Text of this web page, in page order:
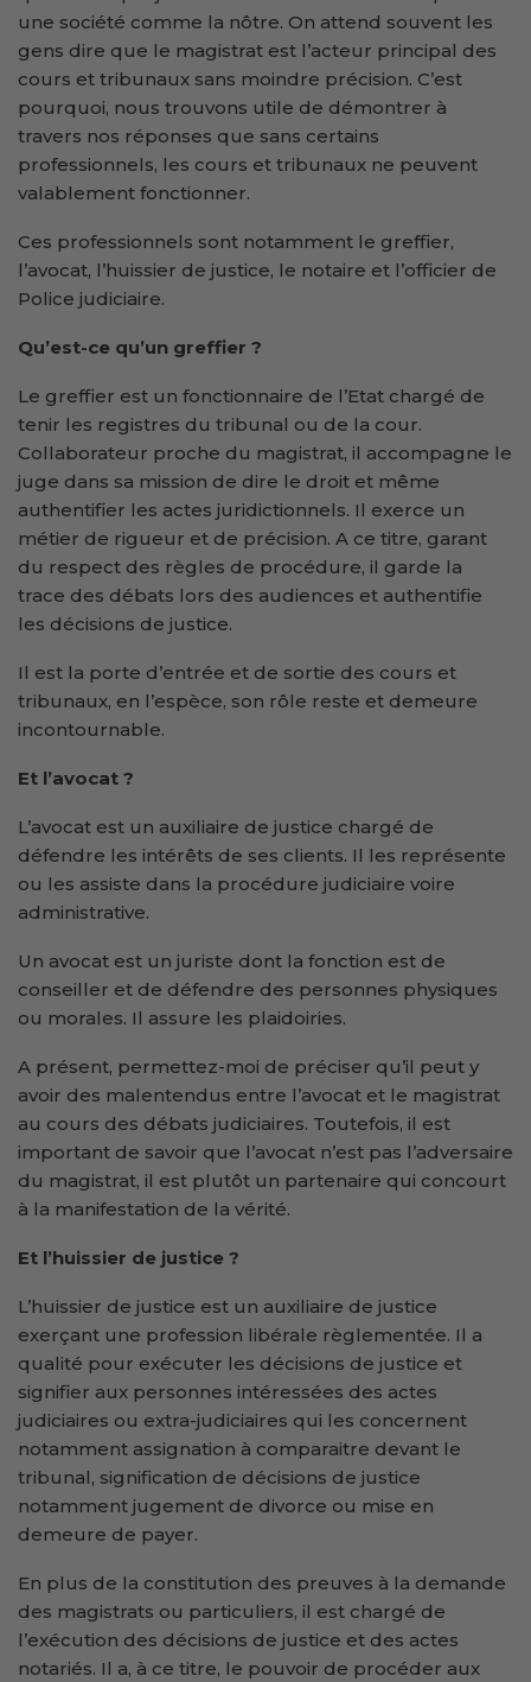
une société comme la nôtre. On attend souvent les
gens dire que le magistrat est l’acteur principal des
cours et tribunaux sans moindre précision. C’est
pourquoi, nous trouvons utile de démontrer à
travers nos réponses que sans certains
professionnels, les cours et tribunaux ne peuvent
valablement fonctionner.
Ces professionnels sont notamment le greffier,
l’avocat, l’huissier de justice, le notaire et l’officier de
Police judiciaire.
Qu’est-ce qu’un greffier ?
Le greffier est un fonctionnaire de l’Etat chargé de
tenir les registres du tribunal ou de la cour.
Collaborateur proche du magistrat, il accompagne le
juge dans sa mission de dire le droit et même
authentifier les actes juridictionnels. Il exerce un
métier de rigueur et de précision. A ce titre, garant
du respect des règles de procédure, il garde la
trace des débats lors des audiences et authentifie
les décisions de justice.
Il est la porte d’entrée et de sortie des cours et
tribunaux, en l’espèce, son rôle reste et demeure
incontournable.
Et l’avocat ?
L’avocat est un auxiliaire de justice chargé de
défendre les intérêts de ses clients. Il les représente
ou les assiste dans la procédure judiciaire voire
administrative.
Un avocat est un juriste dont la fonction est de
conseiller et de défendre des personnes physiques
ou morales. Il assure les plaidoiries.
A présent, permettez-moi de préciser qu’il peut y
avoir des malentendus entre l’avocat et le magistrat
au cours des débats judiciaires. Toutefois, il est
important de savoir que l’avocat n’est pas l’adversaire
du magistrat, il est plutôt un partenaire qui concourt
à la manifestation de la vérité.
Et l’huissier de justice ?
L’huissier de justice est un auxiliaire de justice
exerçant une profession libérale règlementée. Il a
qualité pour exécuter les décisions de justice et
signifier aux personnes intéressées des actes
judiciaires ou extra-judiciaires qui les concernent
notamment assignation à comparaitre devant le
tribunal, signification de décisions de justice
notamment jugement de divorce ou mise en
demeure de payer.
En plus de la constitution des preuves à la demande
des magistrats ou particuliers, il est chargé de
l’exécution des décisions de justice et des actes
notariés. Il a, à ce titre, le pouvoir de procéder aux